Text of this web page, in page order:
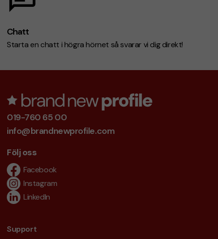
Chatt
Starta en chatt i högra hörnet så svarar vi dig direkt!
019-760 65 00
info@brandnewprofile.com
Följ oss
Facebook
Instagram
LinkedIn
Support